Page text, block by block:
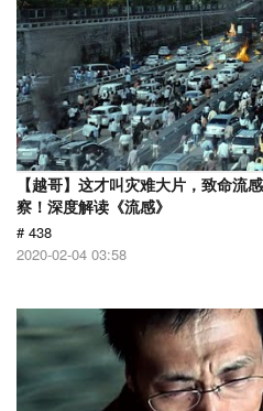
【越哥】这才叫灾难大片，致命流
察！深度解读《流感》
# 438
2020-02-04 03:58